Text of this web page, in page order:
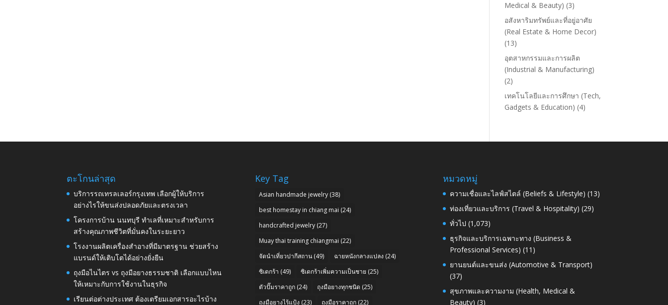
Medical & Beauty) (3)
อสังหาริมทรัพย์และที่อยู่อาศัย
(Real Estate & Home Decor)
(13)
อุตสาหกรรมและการผลิต
(Industrial & Manufacturing)
(2)
เทคโนโลยีและการศึกษา (Tech,
Gadgets & Education) (4)
ตะโกนล่าสุด
บริการรถเทรลเลอร์กรุงเทพ เลือกผู้ให้บริการ
อย่างไรให้ขนส่งปลอดภัยและตรงเวลา
โครงการบ้าน นนทบุรี ทำเลที่เหมาะสำหรับการ
สร้างคุณภาพชีวิตที่มั่นคงในระยะยาว
โรงงานผลิตเครื่องสำอางที่มีมาตรฐาน ช่วยสร้าง
แบรนด์ให้เติบโตได้อย่างยั่งยืน
ถุงมือไนไตร vs ถุงมือยางธรรมชาติ เลือกแบบไหน
ให้เหมาะกับการใช้งานในธุรกิจ
เรียนต่อต่างประเทศ ต้องเตรียมเอกสารอะไรบ้าง
Key Tag
Asian handmade jewelry(38)
best homestay in chiang mai (24)
handcrafted jewelry(27)
Muay thai training chiangmai (22)
จัดนำเที่ยวปากีสถาน(49) ฉายหนังกลางแปลง (24)
ซิเดกร้า (49) ซิเดกร้าเพิ่มความเป็นชาย (25)
ตัวปั๊มราคาถูก(24) ถุงมือยางทุกชนิด (25)
ถุงมือยางไร้แป้ง (23) ถุงมือราคาถูก(22)
หมวดหมู่
ความเชื่อและไลฟ์สไตล์ (Beliefs & Lifestyle) (13)
ท่องเที่ยวและบริการ (Travel & Hospitality) (29)
ทั่วไป (1,073)
ธุรกิจและบริการเฉพาะทาง (Business &
Professional Services) (11)
ยานยนต์และขนส่ง (Automotive & Transport)
(37)
สุขภาพและความงาม (Health, Medical &
Beauty) (3)